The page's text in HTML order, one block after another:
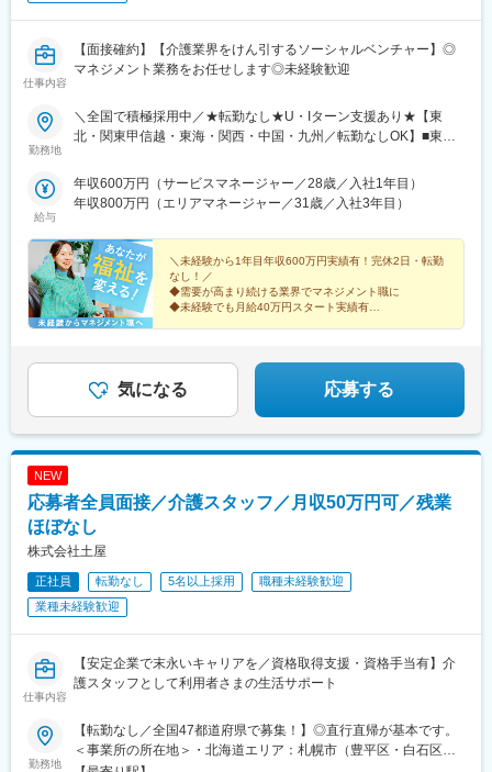
仕事内容
【面接確約】【介護業界をけん引するソーシャルベンチャー】◎
マネジメント業務をお任せします◎未経験歓迎
勤務地
＼全国で積極採用中／★転勤なし★U・Iターン支援あり★【東
北・関東甲信越・東海・関西・中国・九州／転勤なしOK】■東北
木、群馬、埼玉、千葉、東京、神奈川、新潟、富山、山梨、長野■
東海／岐阜、静岡、愛知、三重■関西／滋賀、京都、大阪、兵庫、
媛、高知■九州／福岡、佐賀、長崎、熊本、大分、宮崎、鹿児島、
沖縄★【エリア勤務希望・移住希望の方優遇】：サポート制度も
充実していますので、現在のお住まいに関わらずご希望をお知ら
せください！☆『寮費無料プラン』あり（規定有）：下記勤務地
希望・移住希望の方はお気軽にご相談ください！※【北海道】【東
京都】【神奈川県】【新潟県】【三重県】【滋賀県】【沖縄県】
用会社負担等の移住支援あり（規定有）・U・Iターン転勤希望者
への1年間の支援あり（規定有）★江戸川・川崎・湘南・川越・香
川・徳島・青森にて新規事業所オープン！
給与
年収600万円（サービスマネージャー／28歳／入社1年目）
年収800万円（エリアマネージャー／31歳／入社3年目）
＼未経験から1年目年収600万円実績有！完休2日・転勤
なし！／
◆需要が高まり続ける業界でマネジメント職に
◆未経験でも月給40万円スタート実績有
気になる 応募する
NEW
応募者全員面接／介護スタッフ／月収50万円可／残業
ほぼなし
株式会社土屋
正社員 転勤なし 5名以上採用
職種未経験歓迎
業種未経験歓迎
仕事内容
【安定企業で末永いキャリアを／資格取得支援・資格手当有】介
護スタッフとして利用者さまの生活サポート
勤務地
【転勤なし／全国47都道府県で募集！】◎直行直帰が基本です。
＜事業所の所在地＞・北海道エリア：札幌市（豊平区・白石区）